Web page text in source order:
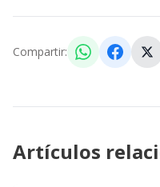
Compartir:
Artículos